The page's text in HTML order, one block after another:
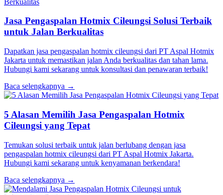
Jasa Pengaspalan Hotmix Cileungsi Solusi Terbaik
untuk Jalan Berkualitas
Dapatkan jasa pengaspalan hotmix cileungsi dari PT Aspal Hotmix
Jakarta untuk memastikan jalan Anda berkualitas dan tahan lama.
Hubungi kami sekarang untuk konsultasi dan penawaran terbaik!
Baca selengkapnya →
5 Alasan Memilih Jasa Pengaspalan Hotmix
Cileungsi yang Tepat
Temukan solusi terbaik untuk jalan berlubang dengan jasa
pengaspalan hotmix cileungsi dari PT Aspal Hotmix Jakarta.
Hubungi kami sekarang untuk kenyamanan berkendara!
Baca selengkapnya →